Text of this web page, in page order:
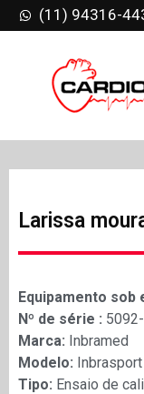
(11) 94316-
Larissa
Equipamento sob
Nº de série :
Marca: Inbramed
Modelo: Inbrasport
Tipo: Ensaio de